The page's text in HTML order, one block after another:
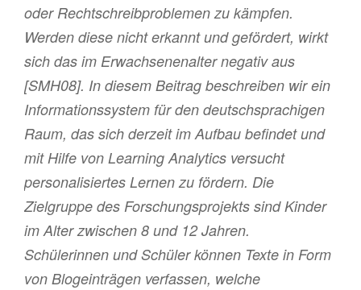
oder Rechtschreibproblemen zu kämpfen.
Werden diese nicht erkannt und gefördert, wirkt
sich das im Erwachsenenalter negativ aus
[SMH08]. In diesem Beitrag beschreiben wir ein
Informationssystem für den deutschsprachigen
Raum, das sich derzeit im Aufbau befindet und
mit Hilfe von Learning Analytics versucht
personalisiertes Lernen zu fördern. Die
Zielgruppe des Forschungsprojekts sind Kinder
im Alter zwischen 8 und 12 Jahren.
Schülerinnen und Schüler können Texte in Form
von Blogeinträgen verfassen, welche